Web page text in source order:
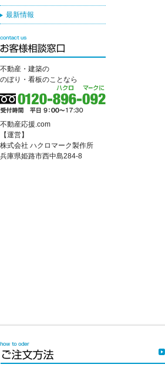
最新情報
不動産・建築の
のぼり・看板のことなら
不動産応援.com
【運営】
株式会社 ハクロマーク製作所
兵庫県姫路市西中島284-8